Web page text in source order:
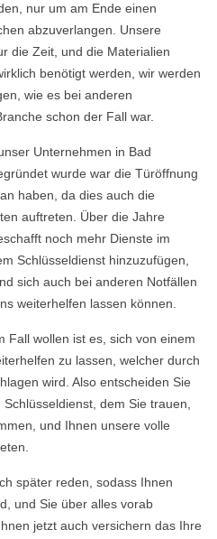
nur um am Ende einen
abzuverlangen. Unsere
die Zeit, und die Materialien
benötigt werden, wir werden
wie es bei anderen
schon der Fall war.
Unternehmen in Bad
wurde war die Türöffnung
haben, da dies auch die
auftreten. Über die Jahre
noch mehr Dienste im
Schlüsseldienst hinzuzufügen,
sich auch bei anderen Notfällen
weiterhelfen lassen können.
Fall wollen ist es, sich von einem
zu lassen, welcher durch
wird. Also entscheiden Sie
dem Sie trauen,
und Ihnen unsere volle
später reden, sodass Ihnen
und Sie über alles vorab
jetzt auch versichern das Ihre